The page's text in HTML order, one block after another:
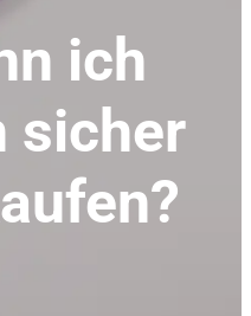
ich
sicher